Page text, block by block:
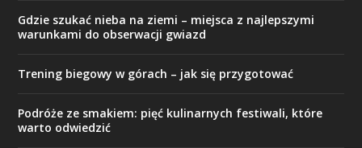
Gdzie szukać nieba na ziemi – miejsca z najlepszymi
warunkami do obserwacji gwiazd
Trening biegowy w górach – jak się przygotować
Podróże ze smakiem: pięć kulinarnych festiwali, które
warto odwiedzić